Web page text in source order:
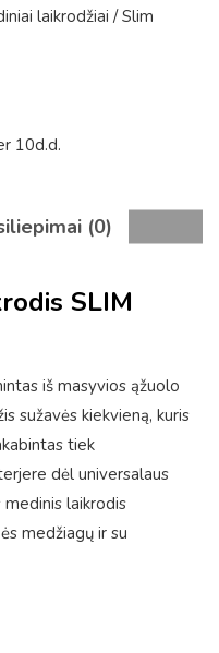
laikrodžiai /Slim
10d.d.
(0)
SLIM
iš masyvios ąžuolo
sužavės kiekvieną, kuris
tiek
dėl universalaus
laikrodis
medžiagų ir su